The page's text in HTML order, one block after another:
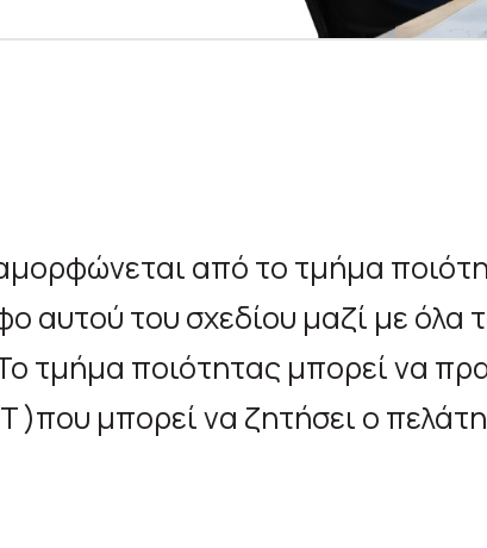
από το τμήμα
αυτού του σχεδίου μαζί με
τμήμα ποιότητας μπορεί να
)που μπορεί να ζητήσει ο